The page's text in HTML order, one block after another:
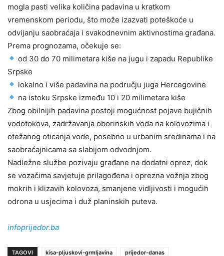
mogla pasti velika količina padavina u kratkom
vremenskom periodu, što može izazvati poteškoće u
odvijanju saobraćaja i svakodnevnim aktivnostima građana.
Prema prognozama, očekuje se:
od 30 do 70 milimetara kiše na jugu i zapadu Republike
Srpske
lokalno i više padavina na području juga Hercegovine
na istoku Srpske između 10 i 20 milimetara kiše
Zbog obilnijih padavina postoji mogućnost pojave bujičnih
vodotokova, zadržavanja oborinskih voda na kolovozima i
otežanog oticanja vode, posebno u urbanim sredinama i na
saobraćajnicama sa slabijom odvodnjom.
Nadležne službe pozivaju građane na dodatni oprez, dok
se vozačima savjetuje prilagođena i oprezna vožnja zbog
mokrih i klizavih kolovoza, smanjene vidljivosti i mogućih
odrona u usjecima i duž planinskih puteva.
infoprijedor.ba
TAGOVI kisa-pljuskovi-grmljavina prijedor-danas